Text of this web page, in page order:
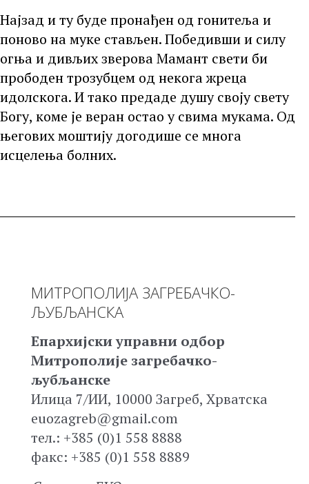
Најзад и ту буде пронађен од гонитеља и
поново на муке стављен. Победивши и силу
огња и дивљих зверова Мамант свети би
прободен трозубцем од некога жреца
идолскога. И тако предаде душу своју свету
Богу, коме је веран остао у свима мукама. Од
његових моштију догодише се многа
исцелења болних.
МИТРОПОЛИЈА ЗАГРЕБАЧКО-
ЉУБЉАНСКА
Епархијски управни одбор
Митрополије загребачко-
љубљанске
Илица 7/ИИ, 10000 Загреб, Хрватска
euozagreb@gmail.com
тел.: +385 (0)1 558 8888
факс: +385 (0)1 558 8889